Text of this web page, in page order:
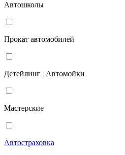
Автошколы
Прокат автомобилей
Детейлинг | Автомойки
Мастерские
Автостраховка